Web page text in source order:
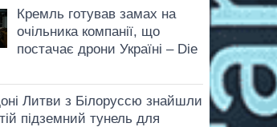
Кремль готував замах на
очільника компанії, що
постачає дрони Україні – Die
Литви з Білоруссю знайшли
підземний тунель для